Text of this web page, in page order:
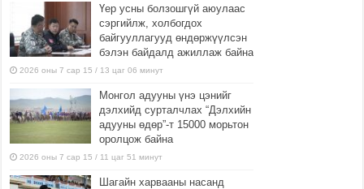
Үер усны болзошгүй аюулаас
сэргийлж, холбогдох
байгууллагууд өндөржүүлсэн
бэлэн байдалд ажиллаж байна
2026 оны 7 сар 15 / 13 цаг 06 минут
Монгол адууны үнэ цэнийг
дэлхийд сурталчлах “Дэлхийн
адууны өдөр”-т 15000 морьтон
оролцож байна
2026 оны 7 сар 15 / 11 цаг 51 минут
Шагайн харвааны насанд